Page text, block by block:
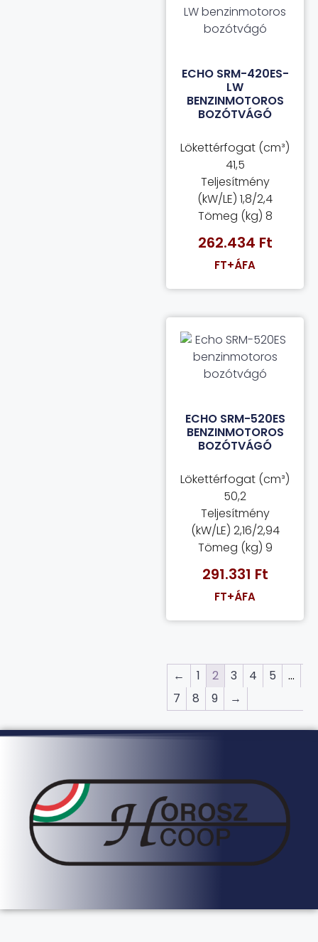
ECHO SRM-420ES-
LW
BENZINMOTOROS
BOZÓTVÁGÓ
Lökettérfogat (cm³)
41,5
Teljesítmény
(kW/LE) 1,8/2,4
Tömeg (kg) 8
262.434 Ft
FT+ÁFA
ECHO SRM-520ES
BENZINMOTOROS
BOZÓTVÁGÓ
Lökettérfogat (cm³)
50,2
Teljesítmény
(kW/LE) 2,16/2,94
Tömeg (kg) 9
291.331 Ft
FT+ÁFA
← 1 2 3 4 5
…
7
8 9 →